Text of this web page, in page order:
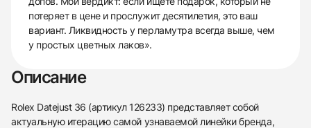
потеряет в цене и прослужит десятилетия, это ваш
вариант. Ликвидность у перламутра всегда выше, чем
у простых цветных лаков».
Описание
Rolex Datejust 36 (артикул 126233) представляет собой
актуальную итерацию самой узнаваемой линейки бренда,